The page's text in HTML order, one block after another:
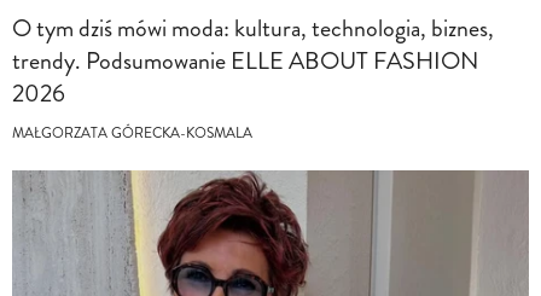
O tym dziś mówi moda: kultura, technologia, biznes,
trendy. Podsumowanie ELLE ABOUT FASHION
2026
MAŁGORZATA GÓRECKA-KOSMALA